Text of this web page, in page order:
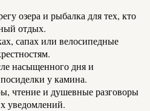
озера и рыбалка для тех, кто
отдых.
сапах или велосипедные
насыщенного дня и
у камина.
чтение и душевные разговоры
уведомлений.